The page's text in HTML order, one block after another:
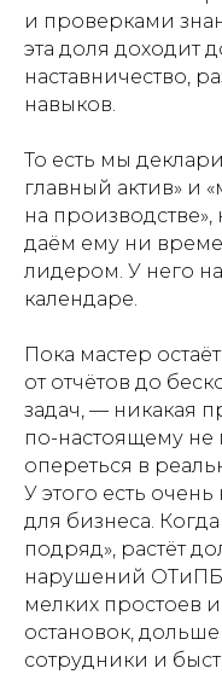
и проверками
эта доля доходит
наставничество,
навыков.
То есть мы
главный актив» и
на
даём ему ни
лидером. У него
календаре.
Пока мастер
от отчётов до
задач, — никакая
по-настоящему не
опереться в
У этого есть
для бизнеса.
подряд», растёт
нарушений ОТиПБ,
мелких простоев
остановок,
сотрудники и